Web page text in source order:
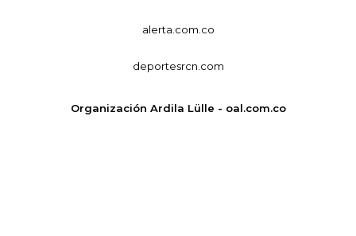
alerta.com.co
deportesrcn.com
Organización Ardila Lülle - oal.com.co